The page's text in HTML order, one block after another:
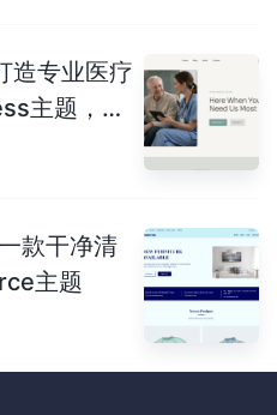
造专业医疗
主题，让
款干净清
主题